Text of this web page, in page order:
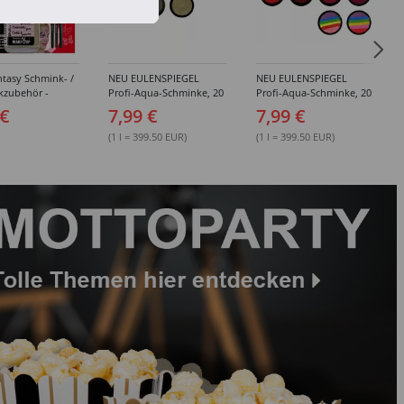
Schmink- /
-
NEU EULENSPIEGEL
Profi-Aqua-Schminke, 20
Grau-Töne -
Verschiedene Farben
7,99 €
(1 l = 399.50 EUR)
NEU EULENSPIEGEL
Profi-Aqua-Schminke, 20
Verschiedene Farben
7,99 €
(1 l = 399.50 EUR)